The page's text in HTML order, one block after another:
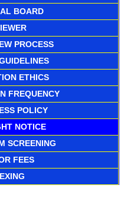
BOARD
PROCESS
ETHICS
FREQUENCY
POLICY
NOTICE
SCREENING
FEES